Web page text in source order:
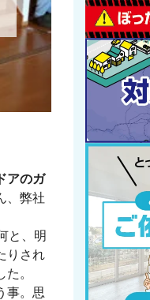
アのガ
、弊社
と、明
りされ
。
事。思